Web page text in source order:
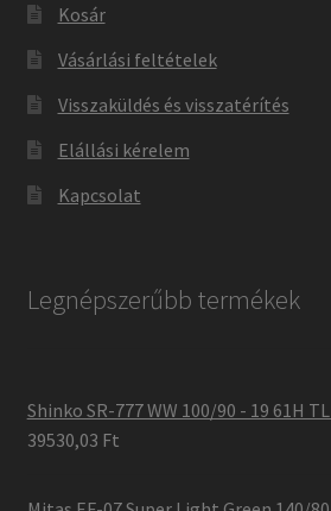
Kosár
Vásárlási feltételek
Visszaküldés és visszatérítés
Elállási kérelem
Kapcsolat
Legnépszerűbb termékek
Shinko SR-777 WW 100/90 - 19 61H
39530,03 Ft